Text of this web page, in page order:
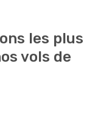
les plus
vols de